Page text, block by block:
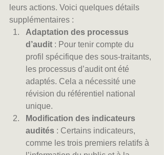
leurs actions. Voici quelques détails
supplémentaires :
Adaptation des processus
d’audit : Pour tenir compte du
profil spécifique des sous-traitants,
les processus d’audit ont été
adaptés. Cela a nécessité une
révision du référentiel national
unique.
Modification des indicateurs
audités : Certains indicateurs,
comme les trois premiers relatifs à